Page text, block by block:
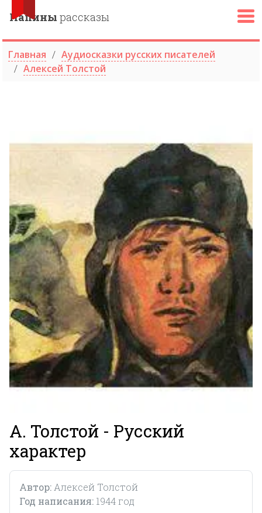
Папины рассказы
Главная
Аудиосказки русских писателей
Алексей Толстой
А. Толстой - Русский
характер
Автор: Алексей Толстой
Год написания: 1944 год